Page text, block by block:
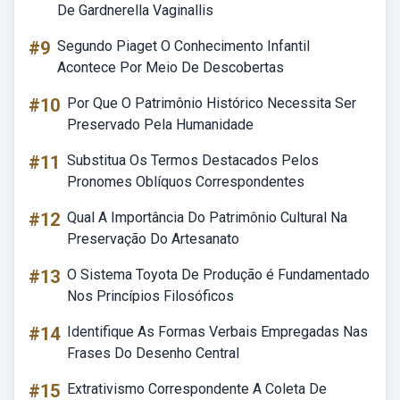
De Gardnerella Vaginallis
#9 Segundo Piaget O Conhecimento Infantil
Acontece Por Meio De Descobertas
#10 Por Que O Patrimônio Histórico Necessita Ser
Preservado Pela Humanidade
#11 Substitua Os Termos Destacados Pelos
Pronomes Oblíquos Correspondentes
#12 Qual A Importância Do Patrimônio Cultural Na
Preservação Do Artesanato
#13 O Sistema Toyota De Produção é Fundamentado
Nos Princípios Filosóficos
#14 Identifique As Formas Verbais Empregadas Nas
Frases Do Desenho Central
#15 Extrativismo Correspondente A Coleta De